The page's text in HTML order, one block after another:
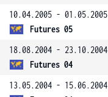
10.04.2005 - 01.05.2005
Futures 05
18.08.2004 - 23.10.2004
Futures 04
13.05.2004 - 15.06.2004